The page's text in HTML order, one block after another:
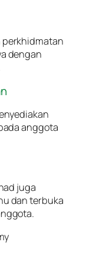
perkhidmatan
dengan
anggota
juga
dan terbuka